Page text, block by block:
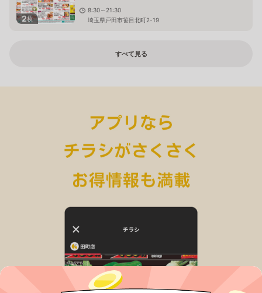
2枚
8:30～21:30
埼玉県戸田市笹目北町2-19
すべて見る